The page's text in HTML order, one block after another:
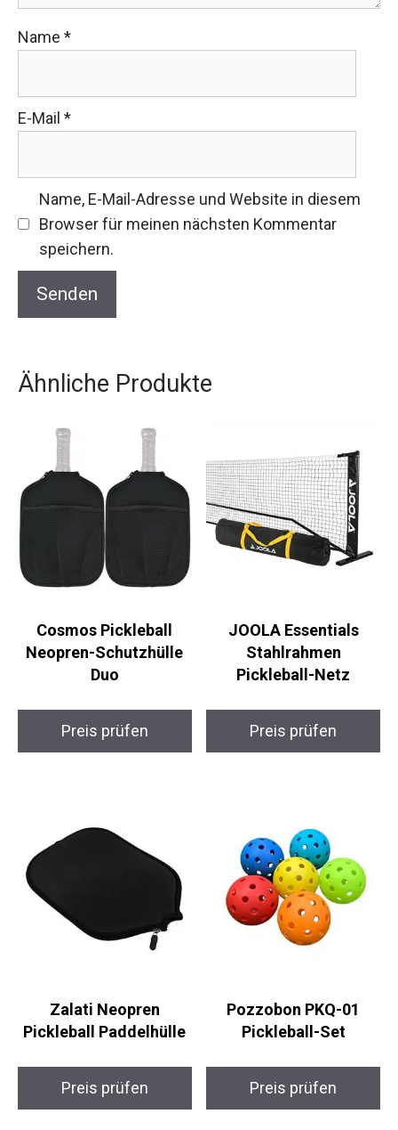
Name *
E-Mail *
Name, E-Mail-Adresse und Website in diesem
Browser für meinen nächsten Kommentar
speichern.
Ähnliche Produkte
Cosmos Pickleball
Neopren-Schutzhülle
Duo
Preis prüfen
JOOLA Essentials
Stahlrahmen
Pickleball-Netz
Preis prüfen
Zalati Neopren
Pickleball Paddelhülle
Preis prüfen
Pozzobon PKQ-01
Pickleball-Set
Preis prüfen